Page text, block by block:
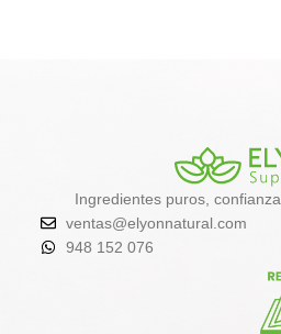
Ingredientes puros,
ventas@elyonnatural.com
948 152 076